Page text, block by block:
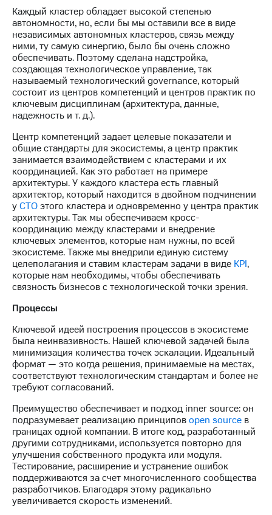
Описание
Еврооблигации-2023
Уведомление
о
погашении
именных
облигаций
Другое
Регистратор
Реквизиты
Контакты
развитие
деловая этика
На главную
Каждый кластер обладает высокой степенью
автономности, но, если бы мы оставили все в виде
независимых автономных кластеров, связь между
ними, ту самую синергию, было бы очень сложно
обеспечивать. Поэтому сделана надстройка,
создающая технологическое управление, так
называемый технологический governance, который
состоит из центров компетенций и центров практик по
ключевым дисциплинам (архитектура, данные,
надежность и т. д.).
Центр компетенций задает целевые показатели и
общие стандарты для экосистемы, а центр практик
занимается взаимодействием с кластерами и их
координацией. Как это работает на примере
архитектуры. У каждого кластера есть главный
архитектор, который находится в двойном подчинении
уCTOэтого кластера и одновременно у центра практик
архитектуры. Так мы обеспечиваем кросс-
координацию между кластерами и внедрение
ключевых элементов, которые нам нужны, по всей
экосистеме. Также мы внедрили единую систему
целеполагания и ставим кластерам задачи в виде KPI,
которые нам необходимы, чтобы обеспечивать
связность бизнесов с технологической точки зрения.
Процессы
Ключевой идеей построения процессов в экосистеме
была неинвазивность. Нашей ключевой задачей была
минимизация количества точек эскалации. Идеальный
формат — это когда решения, принимаемые на местах,
соответствуют технологическим стандартам и более не
требуют согласований.
Преимущество обеспечивает и подход inner source: он
подразумевает реализацию принциповopen source в
границах одной компании. В итоге код, разработанный
другими сотрудниками, используется повторно для
улучшения собственного продукта или модуля.
Тестирование, расширение и устранение ошибок
поддерживаются за счет многочисленного сообщества
разработчиков. Благодаря этому радикально
увеличивается скорость изменений.